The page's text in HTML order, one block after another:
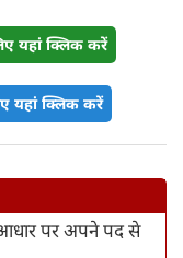
यहां क्लिक करें
यहां क्लिक करें
आधार पर अपने पद से